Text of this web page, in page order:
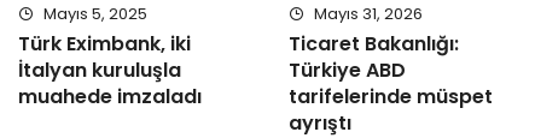
Mayıs 5, 2025
Türk Eximbank, iki
İtalyan kuruluşla
muahede imzaladı
Mayıs 31, 2026
Ticaret Bakanlığı:
Türkiye ABD
tarifelerinde müspet
ayrıştı